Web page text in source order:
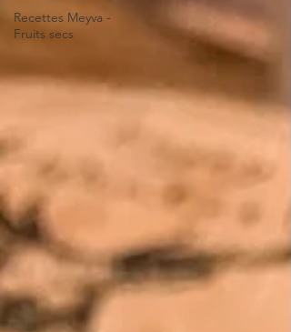
Recettes Meyva -
Fruits secs